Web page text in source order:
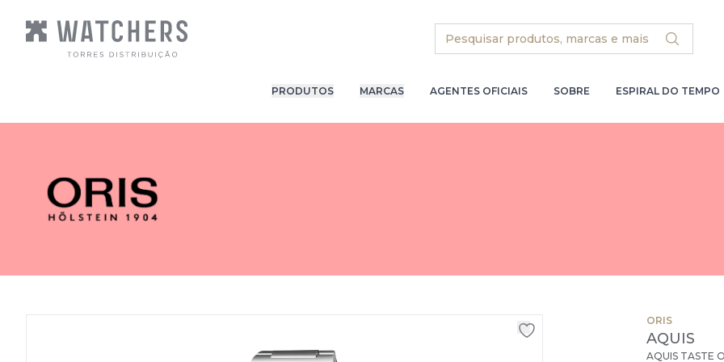
Search
PRODUTOS MARCAS AGENTES OFICIAIS SOBRE ESPIRAL DO TEMPO
ORIS
AQUIS
AQUIS TASTE